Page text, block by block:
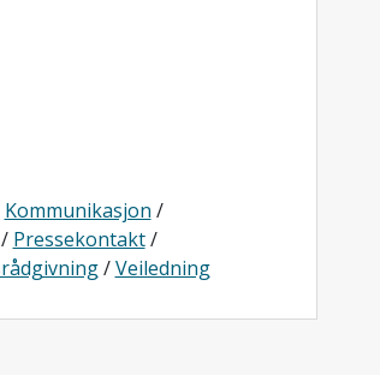
Kommunikasjon /
/ Pressekontakt/
/Veiledning